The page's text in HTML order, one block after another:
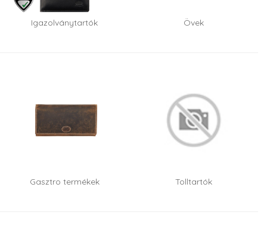
Igazolványtartók Övek
Gasztro termékek Tolltartók